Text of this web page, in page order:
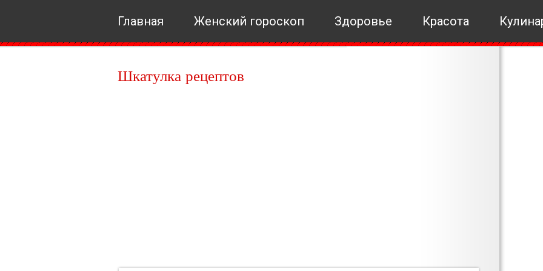
Главная Женский гороскоп Здоровье Красота
Шкатулка рецептов